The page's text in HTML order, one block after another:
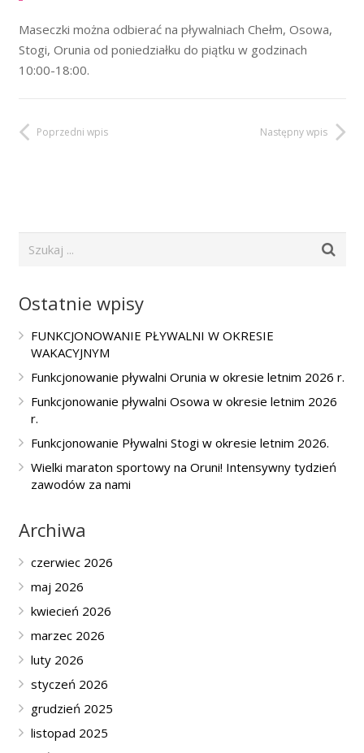
Maseczki można odbierać na pływalniach Chełm, Osowa,
Stogi, Orunia od poniedziałku do piątku w godzinach
10:00-18:00.
Poprzedni wpis Następny wpis
Ostatnie wpisy
FUNKCJONOWANIE PŁYWALNI W OKRESIE
WAKACYJNYM
Funkcjonowanie pływalni Orunia w okresie letnim 2026 r.
Funkcjonowanie pływalni Osowa w okresie letnim 2026
r.
Funkcjonowanie Pływalni Stogi w okresie letnim 2026.
Wielki maraton sportowy na Oruni! Intensywny tydzień
zawodów za nami
Archiwa
czerwiec 2026
maj 2026
kwiecień 2026
marzec 2026
luty 2026
styczeń 2026
grudzień 2025
listopad 2025